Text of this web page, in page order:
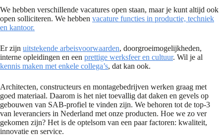
We hebben verschillende vacatures open staan, maar je kunt altijd ook
open solliciteren. We hebben vacature functies in productie, techniek
en kantoor.
Er zijn uitstekende arbeisvoorwaarden, doorgroeimogelijkheden,
interne opleidingen en een prettige werksfeer en cultuur. Wil je al
kennis maken met enkele collega’s, dat kan ook.
Architecten, constructeurs en montagebedrijven werken graag met
goed materiaal. Daarom is het niet toevallig dat daken en gevels op
gebouwen van SAB-profiel te vinden zijn. We behoren tot de top-3
van leveranciers in Nederland met onze producten. Hoe we zo ver
gekomen zijn? Het is de optelsom van een paar factoren: kwaliteit,
innovatie en service.